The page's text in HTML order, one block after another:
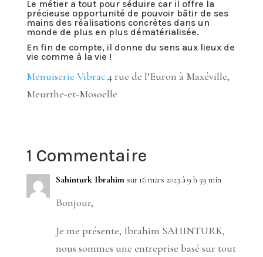
Le métier a tout pour séduire car il offre la
précieuse opportunité de pouvoir bâtir de ses
mains des réalisations concrètes dans un
monde de plus en plus dématérialisée.
En fin de compte, il donne du sens aux lieux de
vie comme à la vie !
Menuiserie Vibrac4 rue de l’Euron à Maxéville,
Meurthe-et-Mosoelle
1 Commentaire
Sahinturk Ibrahim sur 16 mars 2023 à 9 h 59 min
Bonjour,
Je me présente, Ibrahim SAHINTURK,
nous sommes une entreprise basé sur tout